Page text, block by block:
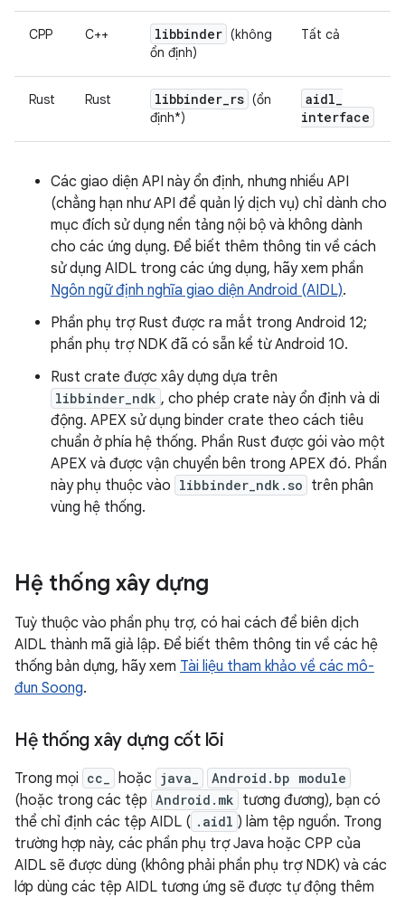
CPP C++ libbinder (không
ổn định)
Tất cả
Rust Rust libbinder_rs (ổn
định*)
aidl_
interface
Các giao diện API này ổn định, nhưng nhiều API
(chẳng hạn như API để quản lý dịch vụ) chỉ dành cho
mục đích sử dụng nền tảng nội bộ và không dành
cho các ứng dụng. Để biết thêm thông tin về cách
sử dụng AIDL trong các ứng dụng, hãy xem phần
Ngôn ngữ định nghĩa giao diện Android (AIDL).
Phần phụ trợ Rust được ra mắt trong Android 12;
phần phụ trợ NDK đã có sẵn kể từ Android 10.
Rust crate được xây dựng dựa trên
libbinder_ndk , cho phép crate này ổn định và di
động. APEX sử dụng binder crate theo cách tiêu
chuẩn ở phía hệ thống. Phần Rust được gói vào một
APEX và được vận chuyển bên trong APEX đó. Phần
này phụ thuộc vào libbinder_ndk.so trên phân
vùng hệ thống.
Hệ thống xây dựng
Tuỳ thuộc vào phần phụ trợ, có hai cách để biên dịch
AIDL thành mã giả lập. Để biết thêm thông tin về các hệ
thống bản dựng, hãy xem Tài liệu tham khảo về các mô-
đun Soong.
Hệ thống xây dựng cốt lõi
Trong mọi cc_ hoặc java_ Android.bp module
(hoặc trong các tệp Android.mk tương đương), bạn có
thể chỉ định các tệp AIDL ( .aidl ) làm tệp nguồn. Trong
trường hợp này, các phần phụ trợ Java hoặc CPP của
AIDL sẽ được dùng (không phải phần phụ trợ NDK) và các
lớp dùng các tệp AIDL tương ứng sẽ được tự động thêm